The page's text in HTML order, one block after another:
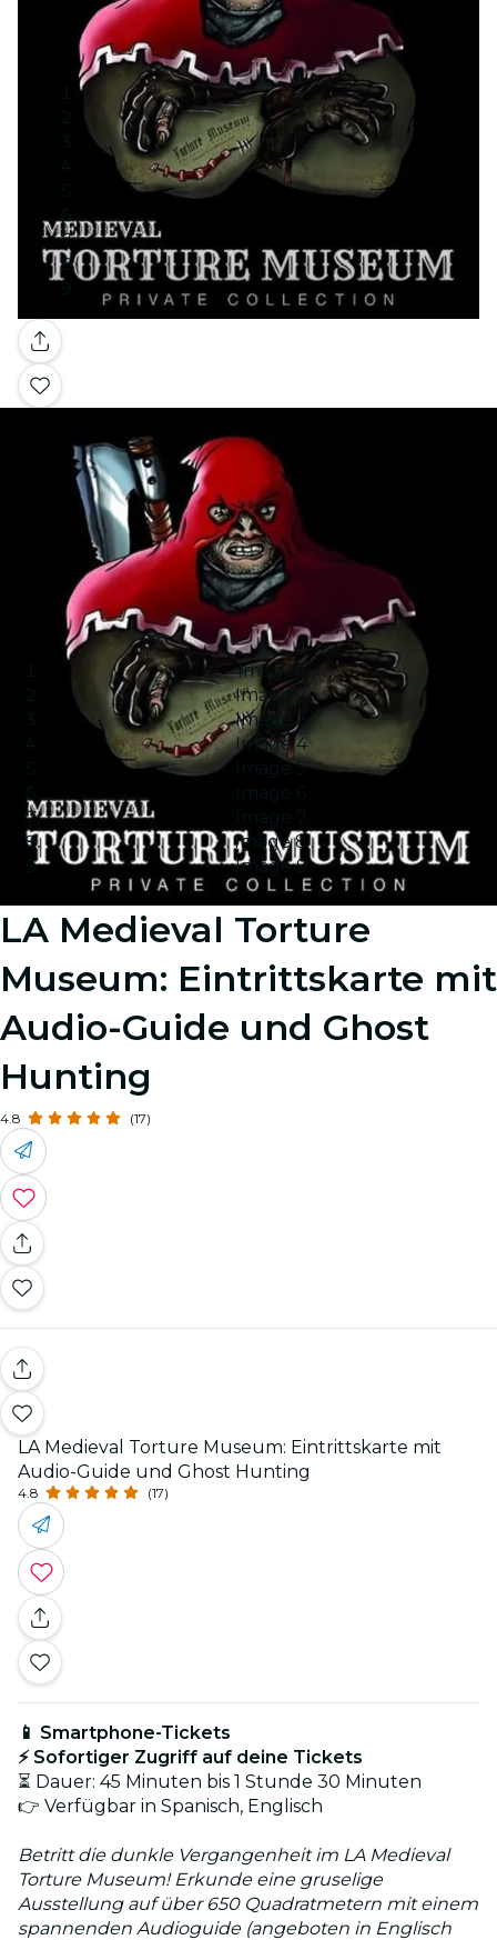
Galerie
Image 1
Image 2
Image 3
Image 4
Image 5
Image 6
Image 7
Image 8
Image 9
LA Medieval Torture
Museum: Eintrittskarte mit
Audio-Guide und Ghost
Hunting
4.8 (17)
LA Medieval Torture Museum: Eintrittskarte mit
Audio-Guide und Ghost Hunting
4.8 (17)
📱 Smartphone-Tickets
⚡ Sofortiger Zugriff auf deine Tickets
⏳ Dauer: 45 Minuten bis 1 Stunde 30 Minuten
👉 Verfügbar in Spanisch, Englisch
Betritt die dunkle Vergangenheit im LA Medieval
Torture Museum! Erkunde eine gruselige
Ausstellung auf über 650 Quadratmetern mit einem
spannenden Audioguide (angeboten in Englisch